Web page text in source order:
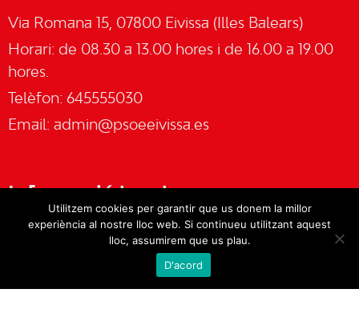
Via Romana 15, 07800 Eivissa (Illes Balears)
Horari: de 08.30 a 13.00 hores i de 16.00 a 19.00
hores.
Telèfon: 645555030
Email: admin@psoeeivissa.es
Informació legal
Política de privacitat
Utilitzem cookies per garantir que us donem la millor
experiència al nostre lloc web. Si continueu utilitzant aquest
lloc, assumirem que us plau.
D'acord